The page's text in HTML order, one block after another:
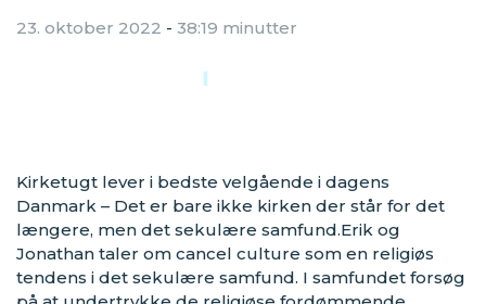
23. oktober 2022 - 38:19 minutter
Kirketugt lever i bedste velgående i dagens
Danmark – Det er bare ikke kirken der står for det
længere, men det sekulære samfund.Erik og
Jonathan taler om cancel culture som en religiøs
tendens i det sekulære samfund. I samfundet forsøg